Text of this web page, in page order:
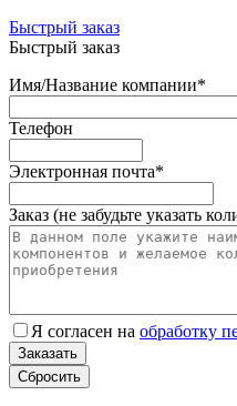
Быстрый заказ
Быстрый заказ
Имя/Название компании*
Телефон
Электронная почта*
Заказ (не забудьте указать
Я согласен на обработку